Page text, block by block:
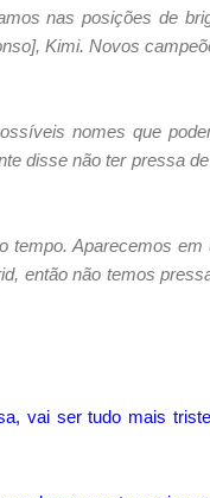
nas posições de
Kimi. Novos
nomes que
disse não ter pressa
tempo. Aparecemos em
então não temos
vai ser tudo mais